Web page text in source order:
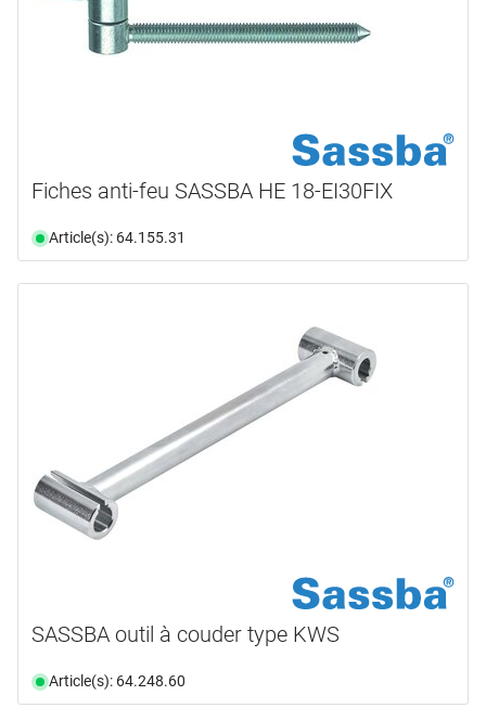
Fiches anti-feu SASSBA HE 18-EI30FIX
Article(s): 64.155.31
SASSBA outil à couder type KWS
Article(s): 64.248.60